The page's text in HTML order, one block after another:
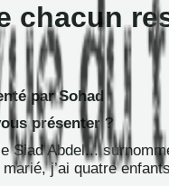
chacun
par Sohad
présenter?
Siad Abdel...
j’ai quatre